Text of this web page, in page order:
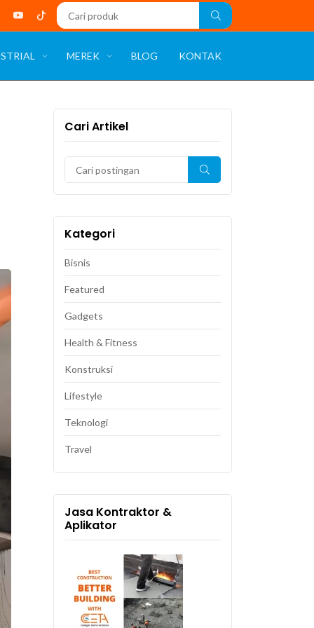
MEREK BLOG KONTAK
Cari Artikel
Kategori
Bisnis
Featured
Gadgets
Health & Fitness
Konstruksi
Lifestyle
Teknologi
Travel
Jasa Kontraktor &
Aplikator